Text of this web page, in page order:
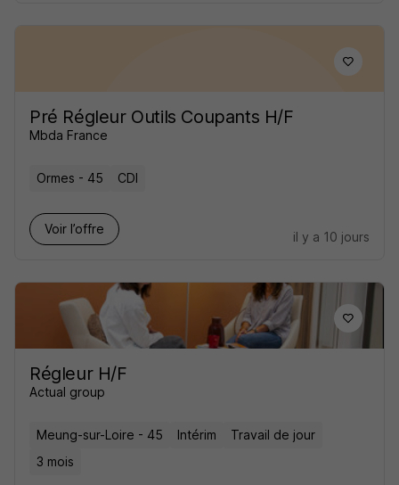
Pré Régleur Outils Coupants H/F
Mbda France
Ormes - 45 CDI
Voir l’offre
il y a 10 jours
Régleur H/F
Actual group
Meung-sur-Loire - 45 Intérim
Travail de jour
3 mois